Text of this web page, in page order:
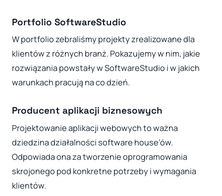
Portfolio SoftwareStudio
W portfolio zebraliśmy projekty zrealizowane dla
klientów z różnych branż. Pokazujemy w nim, jakie
rozwiązania powstały w SoftwareStudio i w jakich
warunkach pracują na co dzień.
Producent aplikacji biznesowych
Projektowanie aplikacji webowych to ważna
dziedzina działalności software house’ów.
Odpowiada ona za tworzenie oprogramowania
skrojonego pod konkretne potrzeby i wymagania
klientów.